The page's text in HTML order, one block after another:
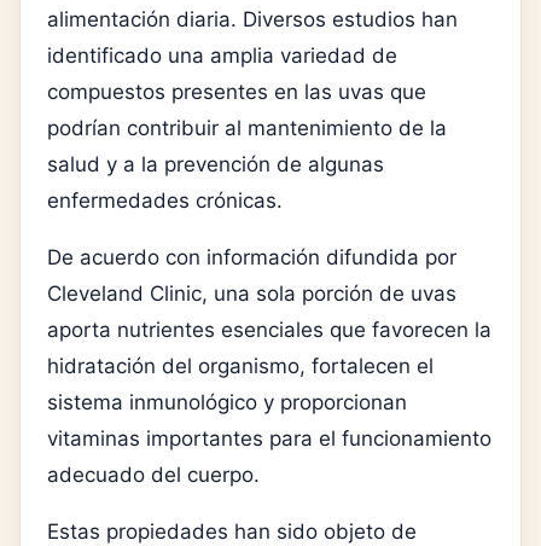
alimentación diaria. Diversos estudios han
identificado una amplia variedad de
compuestos presentes en las uvas que
podrían contribuir al mantenimiento de la
salud y a la prevención de algunas
enfermedades crónicas.
De acuerdo con información difundida por
Cleveland Clinic, una sola porción de uvas
aporta nutrientes esenciales que favorecen la
hidratación del organismo, fortalecen el
sistema inmunológico y proporcionan
vitaminas importantes para el funcionamiento
adecuado del cuerpo.
Estas propiedades han sido objeto de